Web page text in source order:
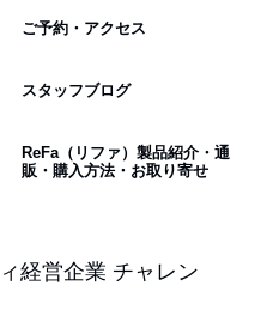
ご予約・アクセス
スタッフブログ
ReFa（リファ）製品紹介・通
販・購入方法・お取り寄せ
経営企業 チャレン